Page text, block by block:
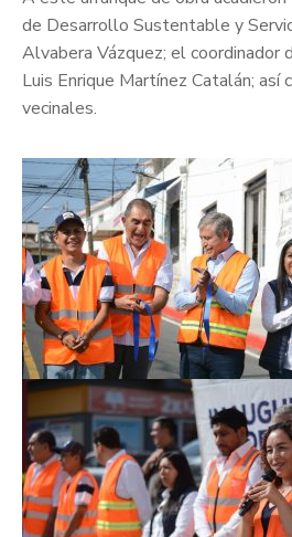
de Desarrollo Sustentable y
Alvabera Vázquez; el coordinador
Luis Enrique Martínez Catalán; así
vecinales.